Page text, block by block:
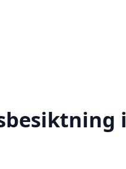
i